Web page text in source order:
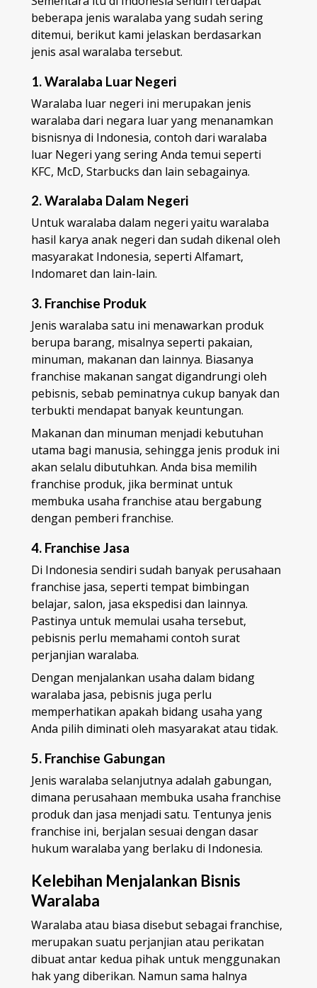
beberapa jenis waralaba yang sudah sering
ditemui, berikut kami jelaskan berdasarkan
jenis asal waralaba tersebut.
1. Waralaba Luar Negeri
Waralaba luar negeri ini merupakan jenis
waralaba dari negara luar yang menanamkan
bisnisnya di Indonesia, contoh dari waralaba
luar Negeri yang sering Anda temui seperti
KFC, McD, Starbucks dan lain sebagainya.
2. Waralaba Dalam Negeri
Untuk waralaba dalam negeri yaitu waralaba
hasil karya anak negeri dan sudah dikenal oleh
masyarakat Indonesia, seperti Alfamart,
Indomaret dan lain-lain.
3. Franchise Produk
Jenis waralaba satu ini menawarkan produk
berupa barang, misalnya seperti pakaian,
minuman, makanan dan lainnya. Biasanya
franchise makanan sangat digandrungi oleh
pebisnis, sebab peminatnya cukup banyak dan
terbukti mendapat banyak keuntungan.
Makanan dan minuman menjadi kebutuhan
utama bagi manusia, sehingga jenis produk ini
akan selalu dibutuhkan. Anda bisa memilih
franchise produk, jika berminat untuk
membuka usaha franchise atau bergabung
dengan pemberi franchise.
4. Franchise Jasa
Di Indonesia sendiri sudah banyak perusahaan
franchise jasa, seperti tempat bimbingan
belajar, salon, jasa ekspedisi dan lainnya.
Pastinya untuk memulai usaha tersebut,
pebisnis perlu memahami contoh surat
perjanjian waralaba.
Dengan menjalankan usaha dalam bidang
waralaba jasa, pebisnis juga perlu
memperhatikan apakah bidang usaha yang
Anda pilih diminati oleh masyarakat atau tidak.
5. Franchise Gabungan
Jenis waralaba selanjutnya adalah gabungan,
dimana perusahaan membuka usaha franchise
produk dan jasa menjadi satu. Tentunya jenis
franchise ini, berjalan sesuai dengan dasar
hukum waralaba yang berlaku di Indonesia.
Kelebihan Menjalankan Bisnis
Waralaba
Waralaba atau biasa disebut sebagai franchise,
merupakan suatu perjanjian atau perikatan
dibuat antar kedua pihak untuk menggunakan
hak yang diberikan. Namun sama halnya